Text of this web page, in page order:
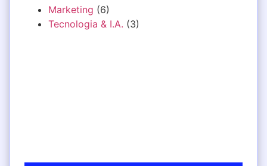
Marketing (6)
Tecnologia & I.A. (3)